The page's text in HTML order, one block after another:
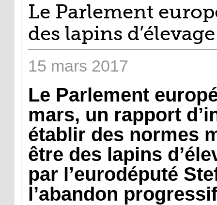
Le Parlement
des lapins d’élevage
15 mars 2017
Le Parlement
mars, un rapport
établir des normes
être des lapins
par l’eurodéputé
l’abandon